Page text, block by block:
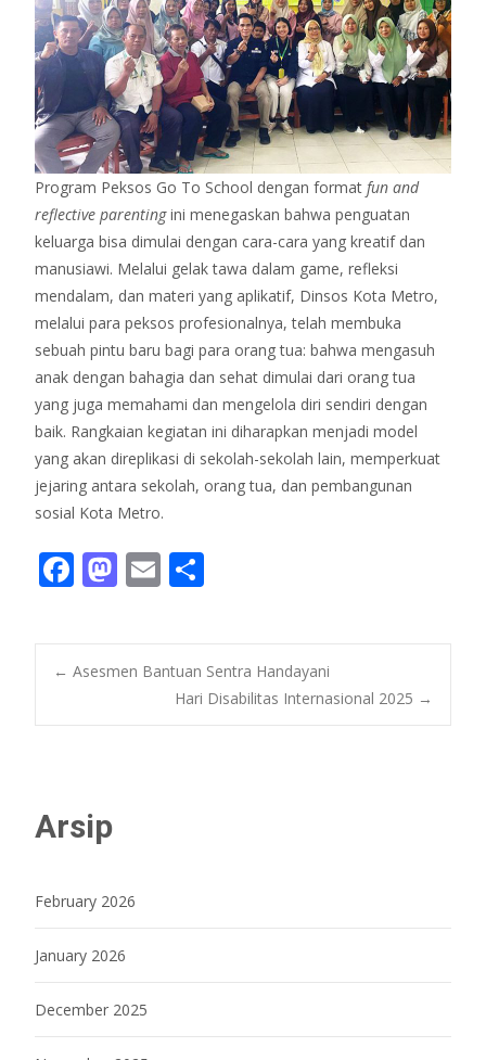
Program Peksos Go To School dengan format fun and
reflective parentingini menegaskan bahwa penguatan
keluarga bisa dimulai dengan cara-cara yang kreatif dan
manusiawi. Melalui gelak tawa dalam game, refleksi
mendalam, dan materi yang aplikatif, Dinsos Kota Metro,
melalui para peksos profesionalnya, telah membuka
sebuah pintu baru bagi para orang tua: bahwa mengasuh
anak dengan bahagia dan sehat dimulai dari orang tua
yang juga memahami dan mengelola diri sendiri dengan
baik. Rangkaian kegiatan ini diharapkan menjadi model
yang akan direplikasi di sekolah-sekolah lain, memperkuat
jejaring antara sekolah, orang tua, dan pembangunan
sosial Kota Metro.
F
e
b
M
to
d
E
ai
l
ar
e
Post
← Asesmen Bantuan Sentra Handayani
Hari Disabilitas Internasional 2025 →
Arsip
February 2026
January 2026
December 2025